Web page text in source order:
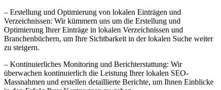
– Erstellung und Optimierung von lokalen Einträgen und
Verzeichnissen: Wir kümmern uns um die Erstellung und
Optimierung Ihrer Einträge in lokalen Verzeichnissen und
Branchenbüchern, um Ihre Sichtbarkeit in der lokalen Suche weiter
zu steigern.
– Kontinuierliches Monitoring und Berichterstattung: Wir
überwachen kontinuierlich die Leistung Ihrer lokalen SEO-
Massnahmen und erstellen detaillierte Berichte, um Ihnen Einblicke